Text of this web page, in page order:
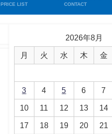
PRICE LIST CONTACT
2026年8月
月 火 水 木 金
3 4 5 6 7
10 11 12 13 14
17 18 19 20 21